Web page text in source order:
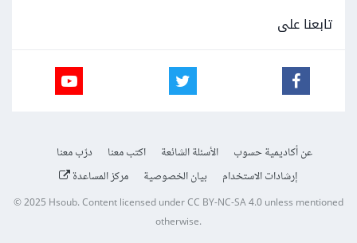
تابعنا على
عن أكاديمية حسوب الأسئلة الشائعة اكتب معنا
درّب معنا
إرشادات الاستخدام
بيان الخصوصية مركز المساعدة
© 2025Hsoub.Content licensed underCC BY-NC-SA 4.0unless mentioned
otherwise.